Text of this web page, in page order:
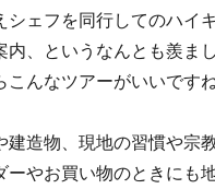
シェフを同行してのハイ
、というなんとも羨ま
んなツアーがいいですね
建造物、現地の習慣や宗
ーやお買い物のときにも